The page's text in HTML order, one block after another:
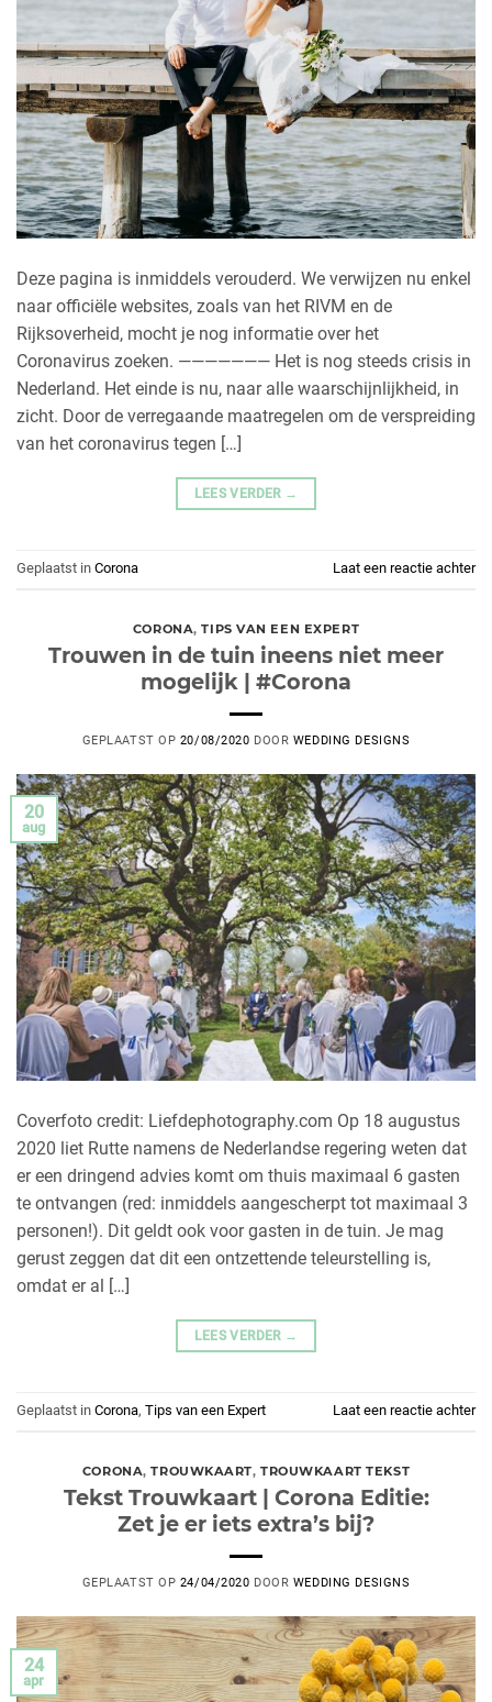
Deze pagina is inmiddels verouderd. We verwijzen nu enkel
naar officiële websites, zoals van het RIVM en de
Rijksoverheid, mocht je nog informatie over het
Coronavirus zoeken. ——————— Het is nog steeds crisis in
Nederland. Het einde is nu, naar alle waarschijnlijkheid, in
zicht. Door de verregaande maatregelen om de verspreiding
van het coronavirus tegen […]
LEES VERDER →
Geplaatst in Corona Laat een reactie achter
CORONA,TIPS VAN EEN EXPERT
Trouwen in de tuin ineens niet meer
mogelijk | #Corona
GEPLAATST OP 20/08/2020 DOOR WEDDING DESIGNS
20
aug
Coverfoto credit: Liefdephotography.com Op 18 augustus
2020 liet Rutte namens de Nederlandse regering weten dat
er een dringend advies komt om thuis maximaal 6 gasten
te ontvangen (red: inmiddels aangescherpt tot maximaal 3
personen!). Dit geldt ook voor gasten in de tuin. Je mag
gerust zeggen dat dit een ontzettende teleurstelling is,
omdat er al […]
LEES VERDER →
Geplaatst in Corona, Tips van een Expert Laat een reactie achter
CORONA,TROUWKAART,TROUWKAART TEKST
Tekst Trouwkaart | Corona Editie:
Zet je er iets extra’s bij?
GEPLAATST OP 24/04/2020 DOOR WEDDING DESIGNS
24
apr